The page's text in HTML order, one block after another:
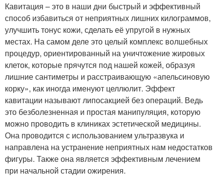
Кавитация – это в наши дни быстрый и эффективный
способ избавиться от неприятных лишних килограммов,
улучшить тонус кожи, сделать её упругой в нужных
местах. На самом деле это целый комплекс волшебных
процедур, ориентированный на уничтожение жировых
клеток, которые прячутся под нашей кожей, образуя
лишние сантиметры и расстраивающую «апельсиновую
корку», как иногда именуют целлюлит. Эффект
кавитации называют липосакцией без операций. Ведь
это безболезненная и простая манипуляция, которую
можно проводить в клиниках эстетической медицины.
Она проводится с использованием ультразвука и
направлена на устранение неприятных нам недостатков
фигуры. Также она является эффективным лечением
при начальной стадии ожирения.